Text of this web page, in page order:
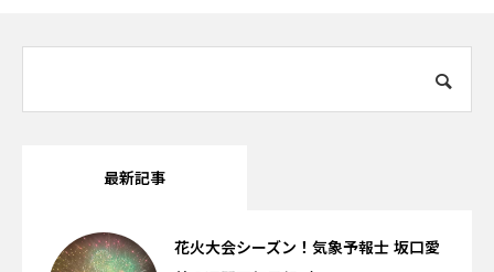
最新記事
花火大会シーズン！気象予報士 坂口愛